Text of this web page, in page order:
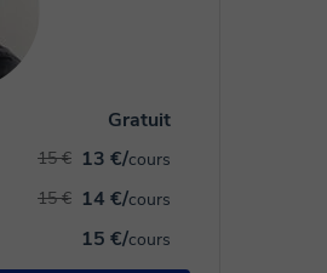
Gratuit
13 €/cours
15 €
14 €/cours
15 €
15 €/cours